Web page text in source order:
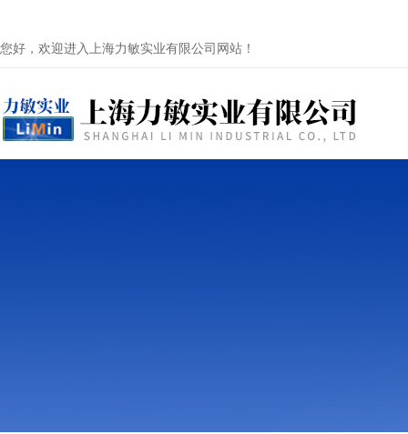
您好，欢迎进入上海力敏实业有限公司网站！